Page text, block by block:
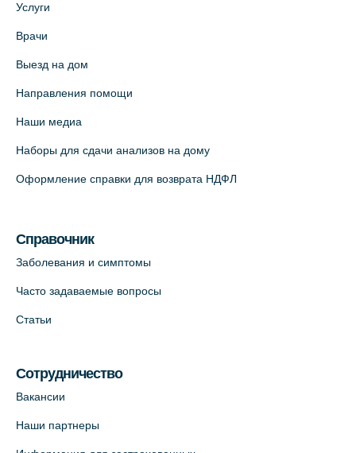
+7 (812) 660-73-69
+7 (812) 660-73-69
На карте
Красносельское шоссе, 54, к.3
Медицинский центр на Кондратьевском
Услуги
Врачи
Выезд на дом
Направления помощи
Наши медиа
Наборы для сдачи анализов на дому
Оформление справки для возврата НДФЛ
Справочник
Заболевания и симптомы
Часто задаваемые вопросы
Статьи
Сотрудничество
Вакансии
Наши партнеры